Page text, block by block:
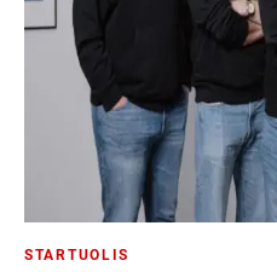
STARTUOLIS